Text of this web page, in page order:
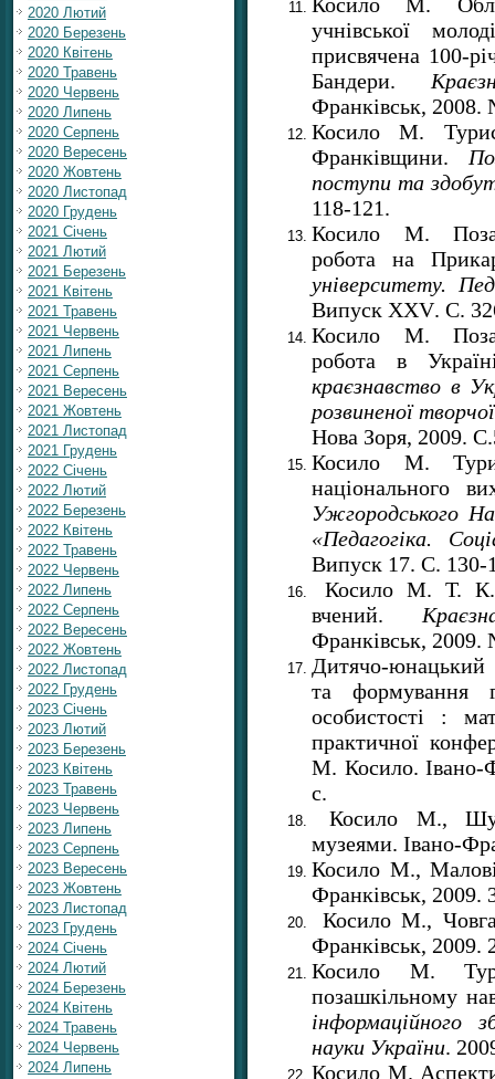
2020 Лютий
2020 Березень
2020 Квітень
2020 Травень
2020 Червень
2020 Липень
2020 Серпень
2020 Вересень
2020 Жовтень
2020 Листопад
2020 Грудень
2021 Січень
2021 Лютий
2021 Березень
2021 Квітень
2021 Травень
2021 Червень
2021 Липень
2021 Серпень
2021 Вересень
2021 Жовтень
2021 Листопад
2021 Грудень
2022 Січень
2022 Лютий
2022 Березень
2022 Квітень
2022 Травень
2022 Червень
2022 Липень
2022 Серпень
2022 Вересень
2022 Жовтень
2022 Листопад
2022 Грудень
2023 Січень
2023 Лютий
2023 Березень
2023 Квітень
2023 Травень
2023 Червень
2023 Липень
2023 Серпень
2023 Вересень
2023 Жовтень
2023 Листопад
2023 Грудень
2024 Січень
2024 Лютий
2024 Березень
2024 Квітень
2024 Травень
2024 Червень
2024 Липень
учнівської
присвячена 100-
Бандери.
Франківськ,
Косило М.
Франківщини.
поступи та
118-121.
Косило М.
робота на
університету.
Випуск XXV. С.
Косило М.
робота в
краєзнавство в
розвиненої
Нова Зоря, 2009.
Косило М.
національного
Ужгородського
«Педагогіка.
Випуск 17. С. 130-
Косило М. Т. К.
вчений.
Франківськ,
Дитячо-юнацький
та формування
особистості :
практичної
М. Косило. Івано-
с.
Косило М.,
музеями. Івано-
Косило М.,
Франківськ, 2009.
Косило М.,
Франківськ, 2009.
Косило М.
позашкільному
інформаційного
науки України.
Косило М. Аспекти